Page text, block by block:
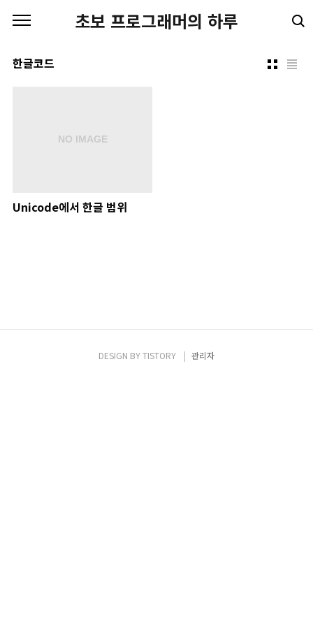
초보 프로그래머의 하루
한글코드
Unicode에서 한글 범위
DESIGN BYTISTORY 관리자